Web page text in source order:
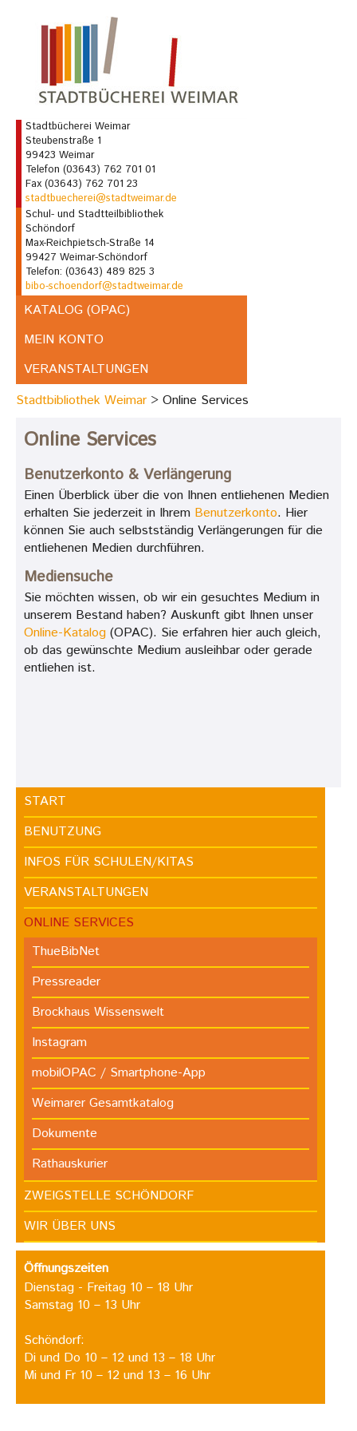
Stadtbücherei Weimar
Steubenstraße 1
99423 Weimar
Telefon (03643) 762 701 01
Fax (03643) 762 701 23
stadtbuecherei@stadtweimar.de
Schul- und Stadtteilbibliothek
Schöndorf
Max-Reichpietsch-Straße 14
99427 Weimar-Schöndorf
Telefon: (03643) 489 825 3
bibo-schoendorf@stadtweimar.de
KATALOG (OPAC)
MEIN KONTO
VERANSTALTUNGEN
Stadtbibliothek Weimar
Online Services
Online Services
Benutzerkonto & Verlängerung
Einen Überblick über die von Ihnen entliehenen Medien
erhalten Sie jederzeit in Ihrem Benutzerkonto. Hier
können Sie auch selbstständig Verlängerungen für die
entliehenen Medien durchführen.
Mediensuche
Sie möchten wissen, ob wir ein gesuchtes Medium in
unserem Bestand haben? Auskunft gibt Ihnen unser
Online-Katalog (OPAC). Sie erfahren hier auch gleich,
ob das gewünschte Medium ausleihbar oder gerade
entliehen ist.
START
BENUTZUNG
INFOS FÜR SCHULEN/KITAS
VERANSTALTUNGEN
ONLINE SERVICES
ThueBibNet
Pressreader
Brockhaus Wissenswelt
Instagram
mobilOPAC / Smartphone-App
Weimarer Gesamtkatalog
Dokumente
Rathauskurier
ZWEIGSTELLE SCHÖNDORF
WIR ÜBER UNS
Öffnungszeiten
Dienstag - Freitag 10 – 18 Uhr
Samstag 10 – 13 Uhr
Schöndorf:
Di und Do 10 – 12 und 13 – 18 Uhr
Mi und Fr 10 – 12 und 13 – 16 Uhr